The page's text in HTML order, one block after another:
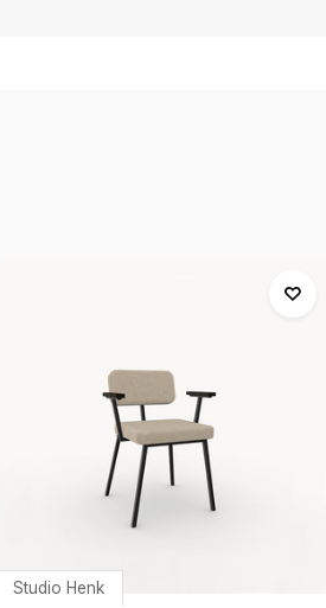
Studio Henk